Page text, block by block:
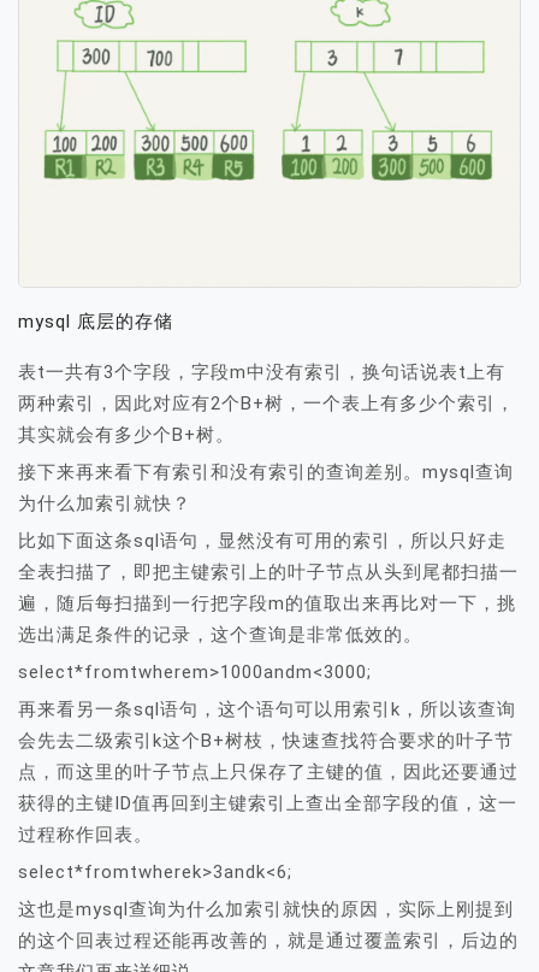
mysql 底层的存储
表t一共有3个字段，字段m中没有索引，换句话说表t上有
两种索引，因此对应有2个B+树，一个表上有多少个索引，
其实就会有多少个B+树。
接下来再来看下有索引和没有索引的查询差别。mysql查询
为什么加索引就快？
比如下面这条sql语句，显然没有可用的索引，所以只好走
全表扫描了，即把主键索引上的叶子节点从头到尾都扫描一
遍，随后每扫描到一行把字段m的值取出来再比对一下，挑
选出满足条件的记录，这个查询是非常低效的。
select*fromtwherem>1000andm<3000;
再来看另一条sql语句，这个语句可以用索引k，所以该查询
会先去二级索引k这个B+树枝，快速查找符合要求的叶子节
点，而这里的叶子节点上只保存了主键的值，因此还要通过
获得的主键ID值再回到主键索引上查出全部字段的值，这一
过程称作回表。
select*fromtwherek>3andk<6;
这也是mysql查询为什么加索引就快的原因，实际上刚提到
的这个回表过程还能再改善的，就是通过覆盖索引，后边的